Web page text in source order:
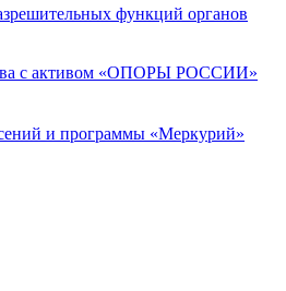
функций органов
с активом «ОПОРЫ РОССИИ»
и программы «Меркурий»